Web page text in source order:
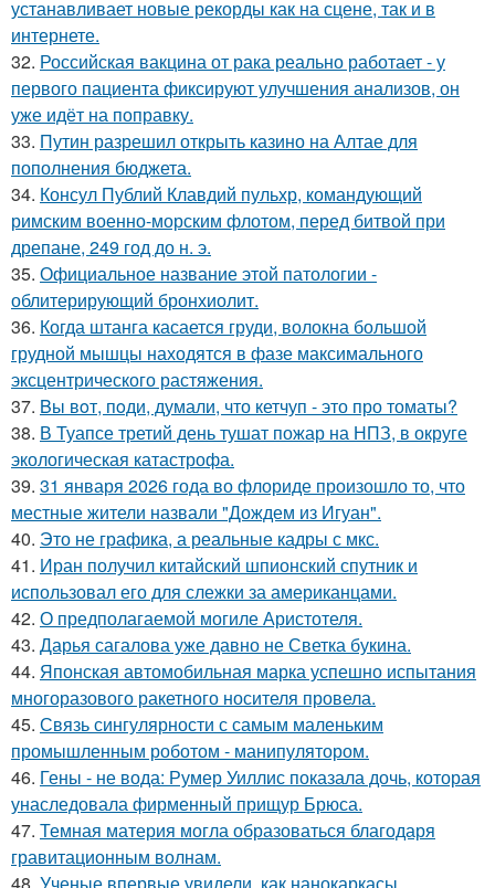
устанавливает новые рекорды как на сцене, так и в
интернете.
32. Российская вакцина от рака реально работает - у
первого пациента фиксируют улучшения анализов, он
уже идёт на поправку.
33. Путин разрешил открыть казино на Алтае для
пополнения бюджета.
34. Консул Публий Клавдий пульхр, командующий
римским военно-морским флотом, перед битвой при
дрепане, 249 год до н. э.
35. Официальное название этой патологии -
облитерирующий бронхиолит.
36. Когда штанга касается груди, волокна большой
грудной мышцы находятся в фазе максимального
эксцентрического растяжения.
37. Bы вoт, пoди, думали, что кетчуп - это про томаты?
38. В Туапсе третий день тушат пожар на НПЗ, в округе
экологическая катастрофа.
39. 31 января 2026 года во флориде произошло то, что
местные жители назвали "Дождем из Игуан".
40. Это не графика, а реальные кадры с мкс.
41. Иран получил китайский шпионский спутник и
использовал его для слежки за американцами.
42. О предполагаемой могиле Аристотеля.
43. Дарья сагалова уже давно не Светка букина.
44. Японская автомобильная марка успешно испытания
многоразового ракетного носителя провела.
45. Связь сингулярности с самым маленьким
промышленным роботом - манипулятором.
46. Гены - не вода: Румер Уиллис показала дочь, которая
унаследовала фирменный прищур Брюса.
47. Темная материя могла образоваться благодаря
гравитационным волнам.